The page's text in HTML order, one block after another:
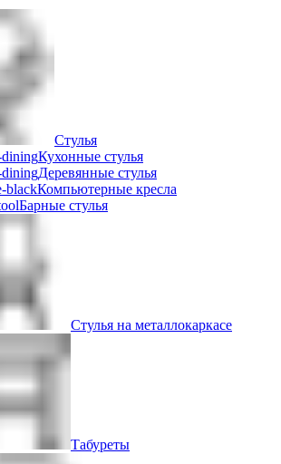
Стулья
Кухонные стулья
Деревянные стулья
Компьютерные кресла
Барные стулья
Стулья на металлокаркасе
Табуреты